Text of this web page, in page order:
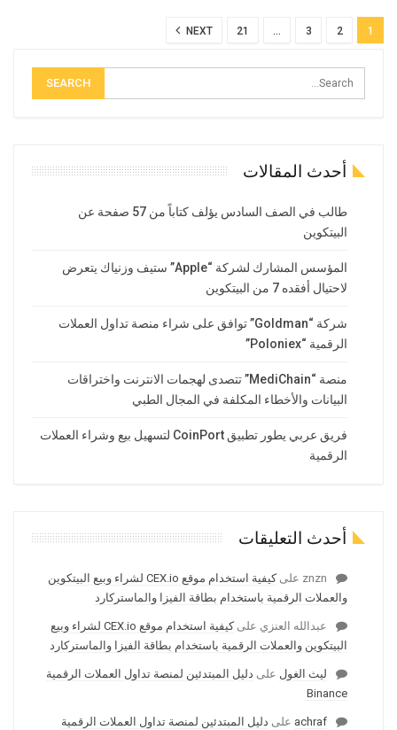
1
2
3
…
21
NEXT
أحدث المقالات
طالب في الصف السادس يؤلف كتاباً من 57 صفحة عن
البيتكوين
المؤسس المشارك لشركة “Apple” ستيف وزنياك يتعرض
لاحتيال أفقده 7 من البيتكوين
شركة “Goldman” توافق على شراء منصة تداول العملات
الرقمية “Poloniex”
منصة “MediChain” تتصدى لهجمات الانترنت واختراقات
البيانات والأخطاء المكلفة في المجال الطبي
فريق عربي يطور تطبيق CoinPort لتسهيل بيع وشراء العملات
الرقمية
أحدث التعليقات
znzn على
كيفية استخدام موقع CEX.io لشراء وبيع البيتكوين
والعملات الرقمية باستخدام بطاقة الفيزا والماستركارد
عبدالله العنزي على
كيفية استخدام موقع CEX.io لشراء وبيع
البيتكوين والعملات الرقمية باستخدام بطاقة الفيزا والماستركارد
ليث الغول على دليل المبتدئين لمنصة تداول العملات الرقمية
Binance
achraf على دليل المبتدئين لمنصة تداول العملات الرقمية